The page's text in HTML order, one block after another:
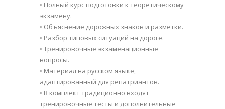
• Полный курс подготовки к теоретическому
экзамену.
• Объяснение дорожных знаков и разметки.
• Разбор типовых ситуаций на дороге.
• Тренировочные экзаменационные
вопросы.
• Материал на русском языке,
адаптированный для репатриантов.
• В комплект традиционно входят
тренировочные тесты и дополнительные